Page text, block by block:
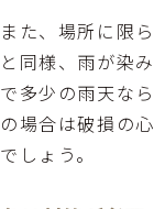
また、場所に限
と同様、雨が染
で多少の雨天な
の場合は破損の
でしょう。